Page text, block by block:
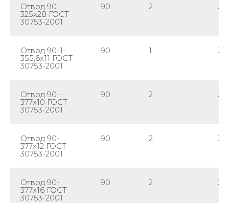
Отвод 90-
325х28 ГОСТ
30753-2001
90 2
Отвод 90-1-
355,6х11 ГОСТ
30753-2001
90 1
Отвод 90-
377х10 ГОСТ
30753-2001
90 2
Отвод 90-
377х12 ГОСТ
30753-2001
90 2
Отвод 90-
377х16 ГОСТ
30753-2001
90 2